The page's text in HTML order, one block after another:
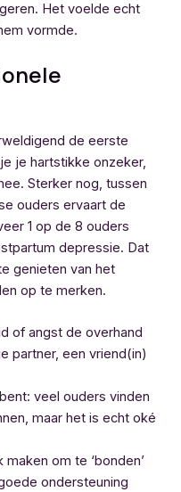
Het voelde echt
vormde.
de eerste
je hartstikke onzeker,
Sterker nog, tussen
ouders ervaart de
1 op de 8 ouders
depressie. Dat
genieten van het
op te merken.
of angst de overhand
partner, een vriend(in)
veel ouders vinden
maar het is echt oké
om te ‘bonden’
ondersteuning